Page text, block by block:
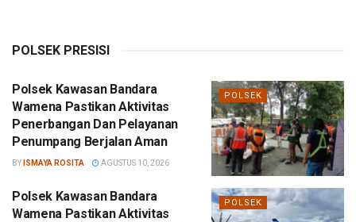
POLSEK PRESISI
POLSEK
Polsek Kawasan Bandara
Wamena Pastikan Aktivitas
Penerbangan Dan Pelayanan
Penumpang Berjalan Aman
BY ISMAYA ROSITA AGUSTUS 10, 2026
POLSEK
Polsek Kawasan Bandara
Wamena Pastikan Aktivitas